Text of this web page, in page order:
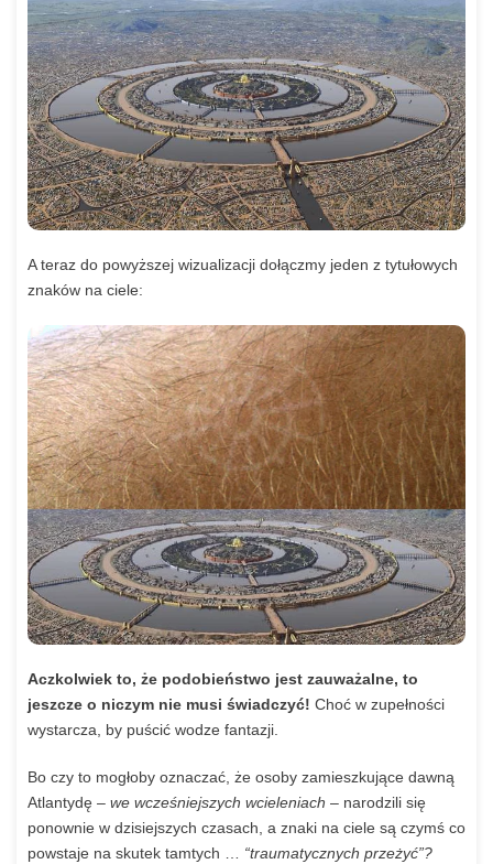
A teraz do powyższej wizualizacji dołączmy jeden z tytułowych
znaków na ciele:
Aczkolwiek to, że podobieństwo jest zauważalne, to
jeszcze o niczym nie musi świadczyć! Choć w zupełności
wystarcza, by puścić wodze fantazji.
Bo czy to mogłoby oznaczać, że osoby zamieszkujące dawną
Atlantydę – we wcześniejszych wcieleniach – narodzili się
ponownie w dzisiejszych czasach, a znaki na ciele są czymś co
powstaje na skutek tamtych … “traumatycznych przeżyć”?